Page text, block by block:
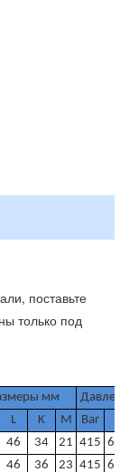
поставьте
только под
мм
L K M Bar
46 34 21 415
46 36 23 415